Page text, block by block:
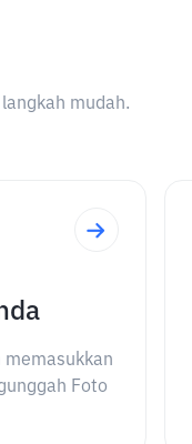
mudah.
Foto